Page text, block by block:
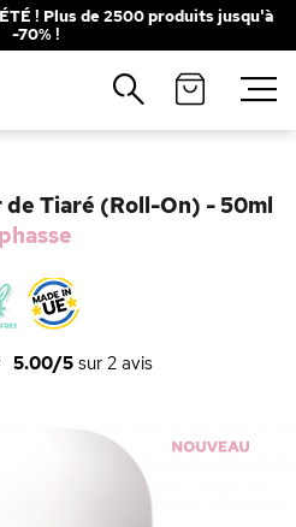
! Plus de 2500 produits jusqu'à
-70% !
Tiaré (Roll-On) - 50ml
5.00/5sur 2avis
Fermer
populaires
Brumes